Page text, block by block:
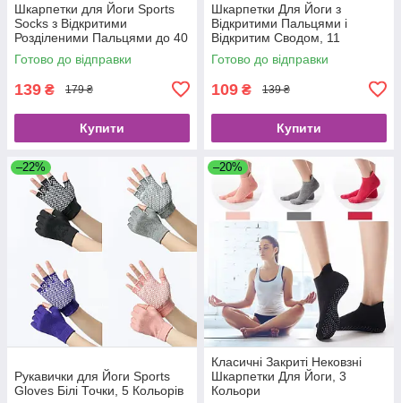
Шкарпетки для Йоги Sports
Socks з Відкритими
Розділеними Пальцями до 40
Розміру, 8 кольорів
Готово до відправки
139 ₴ 179 ₴
Купити
Шкарпетки Для Йоги з
Відкритими Пальцями і
Відкритим Сводом, 11
кольорів
Готово до відправки
109 ₴ 139 ₴
Купити
–22%
Рукавички для Йоги Sports
Gloves Білі Точки, 5 Кольорів
–20%
Класичні Закриті Нековзні
Шкарпетки Для Йоги, 3
Кольори